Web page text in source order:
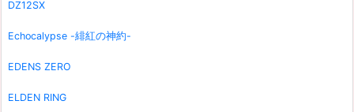
DZ12SX
Echocalypse -緋紅の神約-
EDENS ZERO
ELDEN RING